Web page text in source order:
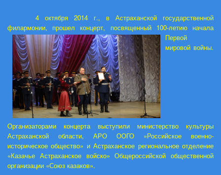
4 октября 2014 г., в Астраханской государственной
филармонии, прошел концерт, посвященный 100-летию начала
Первой
мировой войны.
Организаторами концерта выступили министерство культуры
Астраханской области, АРО ООГО «Российское военно-
историческое общество» и Астраханское региональное отделение
«Казачье Астраханское войско» Общероссийской общественной
организации «Союз казаков».